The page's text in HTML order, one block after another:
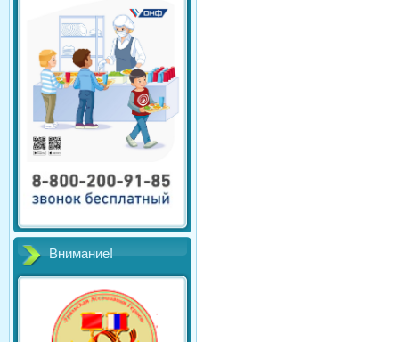
Внимание!